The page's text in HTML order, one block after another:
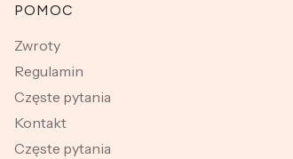
Linki w stopce
POMOC
Zwroty
Regulamin
Częste pytania
Kontakt
Częste pytania